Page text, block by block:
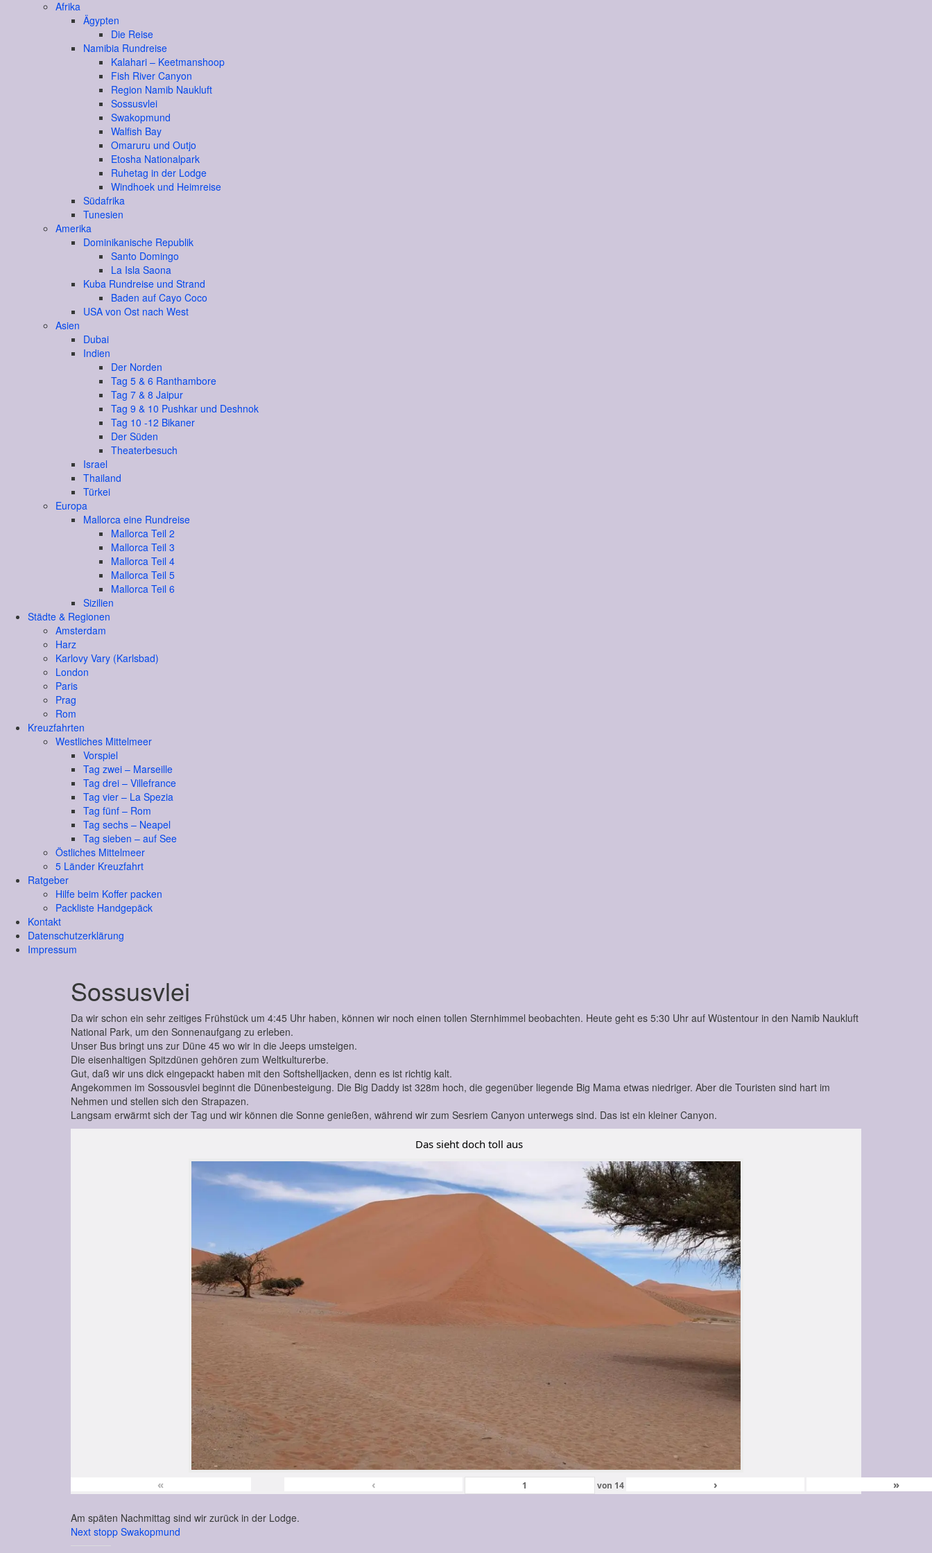
Afrika
Ägypten
Die Reise
Namibia Rundreise
Kalahari – Keetmanshoop
Fish River Canyon
Region Namib Naukluft
Sossusvlei
Swakopmund
Walfish Bay
Omaruru und Outjo
Etosha Nationalpark
Ruhetag in der Lodge
Windhoek und Heimreise
Südafrika
Tunesien
Amerika
Dominikanische Republik
Santo Domingo
La Isla Saona
Kuba Rundreise und Strand
Baden auf Cayo Coco
USA von Ost nach West
Asien
Dubai
Indien
Der Norden
Tag 5 & 6 Ranthambore
Tag 7 & 8 Jaipur
Tag 9 & 10 Pushkar und Deshnok
Tag 10 -12 Bikaner
Der Süden
Theaterbesuch
Israel
Thailand
Türkei
Europa
Mallorca eine Rundreise
Mallorca Teil 2
Mallorca Teil 3
Mallorca Teil 4
Mallorca Teil 5
Mallorca Teil 6
Sizilien
Städte & Regionen
Amsterdam
Harz
Karlovy Vary (Karlsbad)
London
Paris
Prag
Rom
Kreuzfahrten
Westliches Mittelmeer
Vorspiel
Tag zwei – Marseille
Tag drei – Villefrance
Tag vier – La Spezia
Tag fünf – Rom
Tag sechs – Neapel
Tag sieben – auf See
Östliches Mittelmeer
5 Länder Kreuzfahrt
Ratgeber
Hilfe beim Koffer packen
Packliste Handgepäck
Kontakt
Datenschutzerklärung
Impressum
Sossusvlei
Da wir schon ein sehr zeitiges Frühstück um 4:45 Uhr haben, können wir noch einen tollen Sternhimmel beobachten. Heute geht es 5:30 Uhr auf Wüstentour in den Namib Naukluft
National Park, um den Sonnenaufgang zu erleben.
Unser Bus bringt uns zur Düne 45 wo wir in die Jeeps umsteigen.
Die eisenhaltigen Spitzdünen gehören zum Weltkulturerbe.
Gut, daß wir uns dick eingepackt haben mit den Softshelljacken, denn es ist richtig kalt.
Angekommen im Sossousvlei beginnt die Dünenbesteigung. Die Big Daddy ist 328m hoch, die gegenüber liegende Big Mama etwas niedriger. Aber die Touristen sind hart im
Nehmen und stellen sich den Strapazen.
Langsam erwärmt sich der Tag und wir können die Sonne genießen, während wir zum Sesriem Canyon unterwegs sind. Das ist ein kleiner Canyon.
Das sieht doch toll aus
« ‹ von 14 › »
Am späten Nachmittag sind wir zurück in der Lodge.
Next stopp Swakopmund